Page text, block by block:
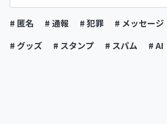
# 匿名 # 通報 # 犯罪 # メッセージ
# グッズ
# スタンプ # スパム # AI